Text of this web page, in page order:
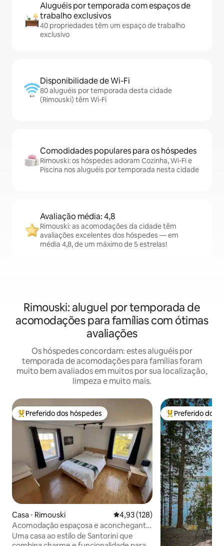
Aluguéis por temporada com espaços de
trabalho exclusivos
40 propriedades têm um espaço de trabalho
exclusivo
Disponibilidade de Wi-Fi
80 aluguéis por temporada desta cidade
(Rimouski) têm Wi-Fi
Comodidades populares para os hóspedes
Rimouski: os hóspedes adoram Cozinha, Wi-Fi e
Piscina nos aluguéis por temporada nesta cidade
Avaliação média: 4,8
Rimouski: as acomodações da cidade têm
avaliações excelentes dos hóspedes — em
média 4,8, de um máximo de 5 estrelas!
Rimouski: aluguel por temporada de
acomodações para famílias com ótimas
avaliações
Os hóspedes concordam: estes aluguéis por
temporada de acomodações para famílias foram
muito bem avaliados em muitos por sua localização,
limpeza e muito mais.
Entre os melhores preferidos dos hóspedes
Preferido dos hóspedes
Casa ⋅ Rimouski 4,93 de uma avaliação média de
4,93 (128)
Acomodação espaçosa e aconchegante
em Rimouski
Uma casa ao estilo de Santorini que
Entre os
Preferido dos